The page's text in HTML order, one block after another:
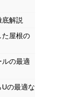
底解説
た屋根の
の最適
の最適な